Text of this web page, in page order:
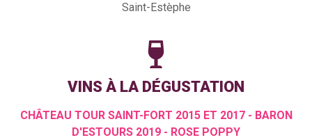
Saint-Estèphe
VINS À LA DÉGUSTATION
CHÂTEAU TOUR SAINT-FORT 2015 ET 2017 - BARON
D'ESTOURS 2019 - ROSE POPPY